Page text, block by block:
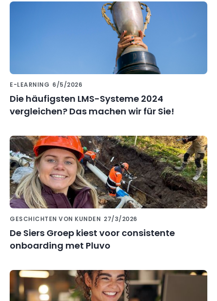
E-LEARNING 6/5/2026
Die häufigsten LMS-Systeme 2024
vergleichen? Das machen wir für Sie!
GESCHICHTEN VON KUNDEN 27/3/2026
De Siers Groep kiest voor consistente
onboarding met Pluvo